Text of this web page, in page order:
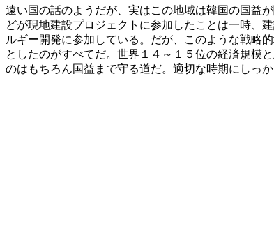
遠い国の話のようだが、実はこの地域は韓国の国益
どが現地建設プロジェクトに参加したことは一時、
ルギー開発に参加している。だが、このような戦略
としたのがすべてだ。世界１４～１５位の経済規模
のはもちろん国益まで守る道だ。適切な時期にしっ